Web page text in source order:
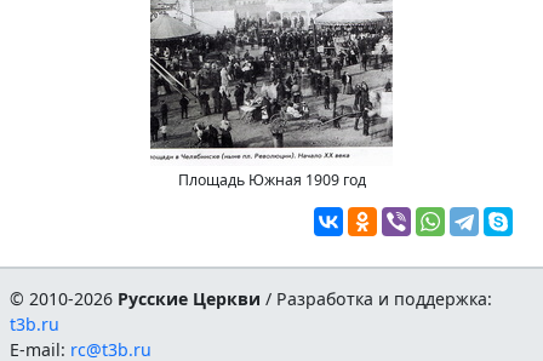
Площадь Южная 1909 год
© 2010-2026 Русские Церкви / Разработка и поддержка:
t3b.ru
E-mail: rc@t3b.ru